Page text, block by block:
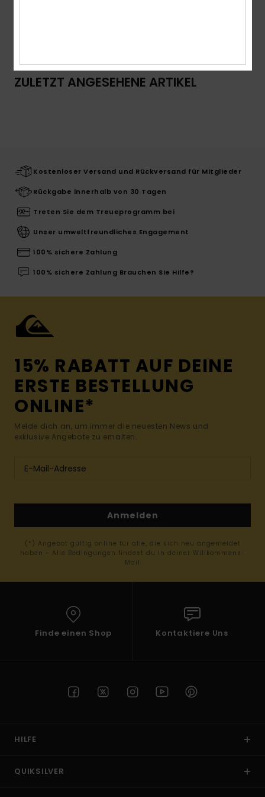
ZULETZT ANGESEHENE ARTIKEL
Kostenloser Versand und Rückversand für Mitglieder
Rückgabe innerhalb von 30 Tagen
Treten Sie dem Treueprogramm bei
Unser umweltfreundliches Engagement
100% sichere Zahlung
100% sichere Zahlung Brauchen Sie Hilfe?
15% RABATT AUF DEINE
ERSTE BESTELLUNG
ONLINE*
Melde dich an, um immer die neuesten News und
exklusive Angebote zu erhalten.
Anmelden
(*) Angebot gültig online für alle, die sich neu angemeldet
haben - Alle Bedingungen findest du in deiner Willkommens-
Mail
Finde einen Shop Kontaktiere Uns
HILFE
QUIKSILVER